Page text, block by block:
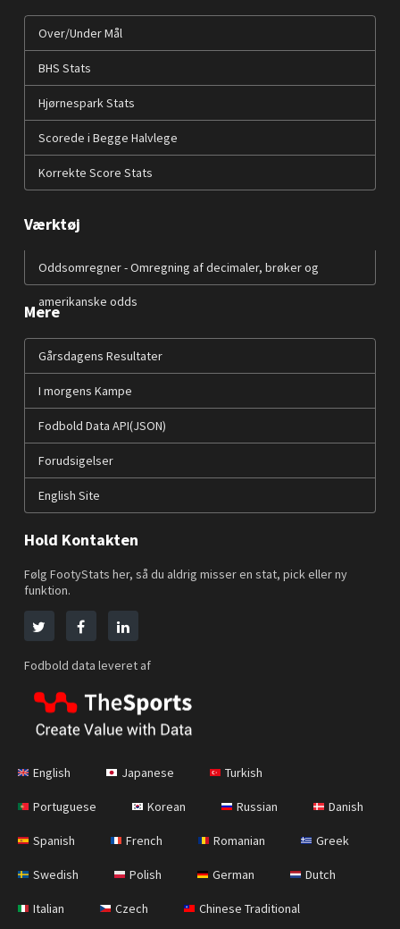
Over/Under Mål
BHS Stats
Hjørnespark Stats
Scorede i Begge Halvlege
Korrekte Score Stats
Værktøj
Oddsomregner - Omregning af decimaler, brøker og
amerikanske odds
Mere
Gårsdagens Resultater
I morgens Kampe
Fodbold Data API(JSON)
Forudsigelser
English Site
Hold Kontakten
Følg FootyStats her, så du aldrig misser en stat, pick eller ny
funktion.
Fodbold data leveret af
English Japanese Turkish
Portuguese Korean Russian Danish
Spanish French Romanian Greek
Swedish Polish German Dutch
Italian Czech Chinese Traditional